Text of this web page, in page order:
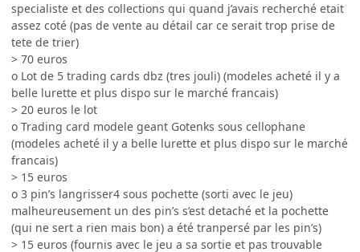
specialiste et des collections qui quand j’avais recherché etait
assez coté (pas de vente au détail car ce serait trop prise de
tete de trier)
> 70 euros
o Lot de 5 trading cards dbz (tres jouli) (modeles acheté il y a
belle lurette et plus dispo sur le marché francais)
> 20 euros le lot
o Trading card modele geant Gotenks sous cellophane
(modeles acheté il y a belle lurette et plus dispo sur le marché
francais)
> 15 euros
o 3 pin’s langrisser4 sous pochette (sorti avec le jeu)
malheureusement un des pin’s s’est detaché et la pochette
(qui ne sert a rien mais bon) a été tranpersé par les pin’s)
> 15 euros (fournis avec le jeu a sa sortie et pas trouvable